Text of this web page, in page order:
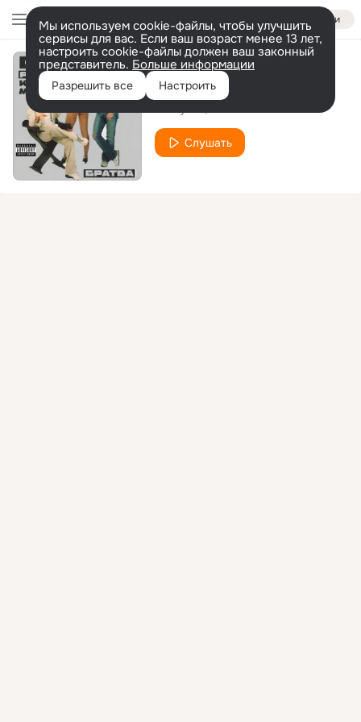
Войти
Мы используем cookie-файлы, чтобы улучшить
сервисы для вас. Если ваш возраст менее 13 лет,
настроить cookie-файлы должен ваш законный
представитель. Больше информации
Разрешить все Настроить
Песня про сучку
Слушать